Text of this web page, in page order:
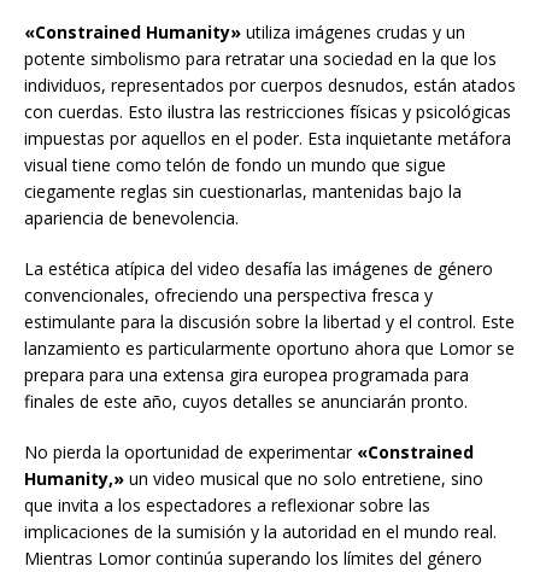
«Constrained Humanity» utiliza imágenes crudas y un
potente simbolismo para retratar una sociedad en la que los
individuos, representados por cuerpos desnudos, están atados
con cuerdas. Esto ilustra las restricciones físicas y psicológicas
impuestas por aquellos en el poder. Esta inquietante metáfora
visual tiene como telón de fondo un mundo que sigue
ciegamente reglas sin cuestionarlas, mantenidas bajo la
apariencia de benevolencia.
La estética atípica del video desafía las imágenes de género
convencionales, ofreciendo una perspectiva fresca y
estimulante para la discusión sobre la libertad y el control. Este
lanzamiento es particularmente oportuno ahora que Lomor se
prepara para una extensa gira europea programada para
finales de este año, cuyos detalles se anunciarán pronto.
No pierda la oportunidad de experimentar «Constrained
Humanity,» un video musical que no solo entretiene, sino
que invita a los espectadores a reflexionar sobre las
implicaciones de la sumisión y la autoridad en el mundo real.
Mientras Lomor continúa superando los límites del género